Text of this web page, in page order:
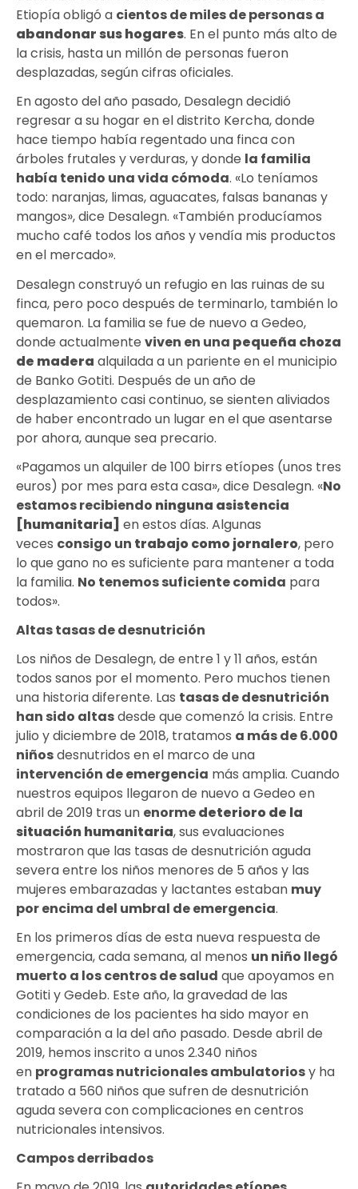
Etiopía obligó a cientos de miles de personas a
abandonar sus hogares. En el punto más alto de
la crisis, hasta un millón de personas fueron
desplazadas, según cifras oficiales.
En agosto del año pasado, Desalegn decidió
regresar a su hogar en el distrito Kercha, donde
hace tiempo había regentado una finca con
árboles frutales y verduras, y donde la familia
había tenido una vida cómoda. «Lo teníamos
todo: naranjas, limas, aguacates, falsas bananas y
mangos», dice Desalegn. «También producíamos
mucho café todos los años y vendía mis productos
en el mercado».
Desalegn construyó un refugio en las ruinas de su
finca, pero poco después de terminarlo, también lo
quemaron. La familia se fue de nuevo a Gedeo,
donde actualmente viven en una pequeña choza
de madera alquilada a un pariente en el municipio
de Banko Gotiti. Después de un año de
desplazamiento casi continuo, se sienten aliviados
de haber encontrado un lugar en el que asentarse
por ahora, aunque sea precario.
«Pagamos un alquiler de 100 birrs etíopes (unos tres
euros) por mes para esta casa», dice Desalegn. «No
estamos recibiendo ninguna asistencia
[humanitaria] en estos días. Algunas
veces consigo un trabajo como jornalero, pero
lo que gano no es suficiente para mantener a toda
la familia. No tenemos suficiente comida para
todos».
Altas tasas de desnutrición
Los niños de Desalegn, de entre 1 y 11 años, están
todos sanos por el momento. Pero muchos tienen
una historia diferente. Las tasas de desnutrición
han sido altasdesde que comenzó la crisis. Entre
julio y diciembre de 2018, tratamos a más de 6.000
niñosdesnutridos en el marco de una
intervención de emergencia más amplia. Cuando
nuestros equipos llegaron de nuevo a Gedeo en
abril de 2019 tras un enormedeterioro de la
situación humanitaria, sus evaluaciones
mostraron que las tasas de desnutrición aguda
severa entre los niños menores de 5 años y las
mujeres embarazadas y lactantes estaban muy
por encima del umbral de emergencia.
En los primeros días de esta nueva respuesta de
emergencia, cada semana, al menos un niño llegó
muerto a los centros de salud que apoyamos en
Gotiti y Gedeb. Este año, la gravedad de las
condiciones de los pacientes ha sido mayor en
comparación a la del año pasado. Desde abril de
2019, hemos inscrito a unos 2.340 niños
en programas nutricionales ambulatoriosy ha
tratado a 560 niños que sufren de desnutrición
aguda severa con complicaciones en centros
nutricionales intensivos.
Campos derribados